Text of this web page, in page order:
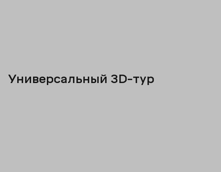
Универсальный 3D-тур